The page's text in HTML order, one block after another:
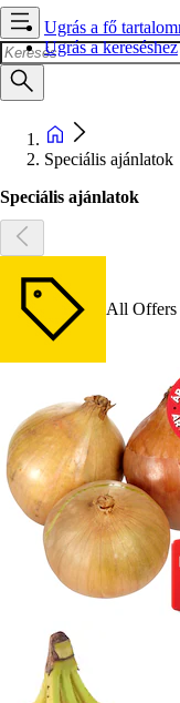
Ugrás a fő
Ugrás a kereséshez
Speciális ajánlatok
Speciális ajánlatok
All Offers